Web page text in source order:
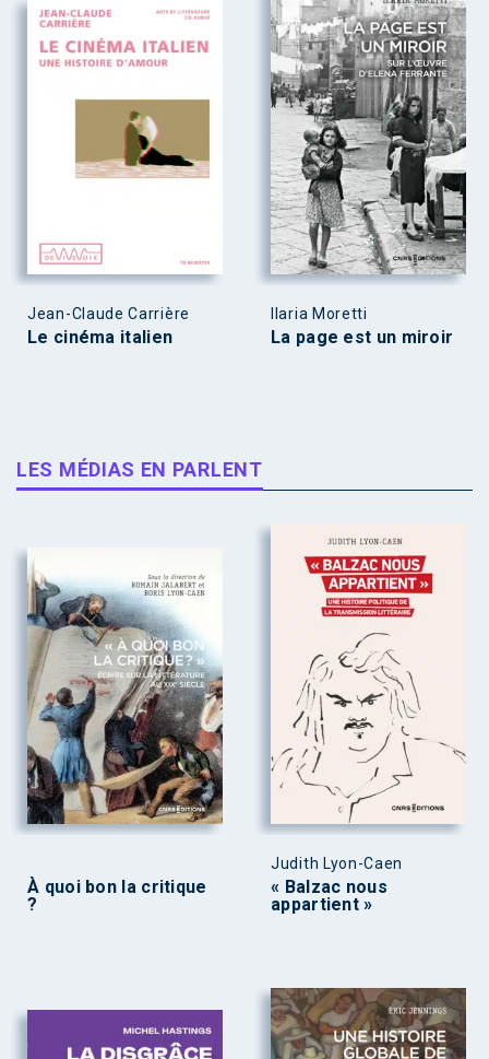
Jean-Claude Carrière
Le cinéma italien
Ilaria Moretti
La page est un miroir
LES MÉDIAS EN PARLENT
À quoi bon la critique
?
Judith Lyon-Caen
« Balzac nous
appartient »